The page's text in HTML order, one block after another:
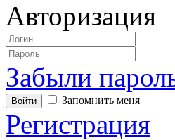
Авторизация
Забыли
Запомнить меня
Регистрация